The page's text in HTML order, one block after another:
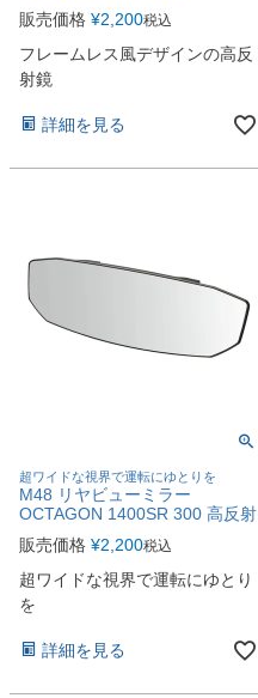
販売価格 ¥2,200税込
フレームレス風デザインの高反
射鏡
詳細を見る
超ワイドな視界で運転にゆとりを
M48 リヤビューミラー
OCTAGON 1400SR 300 高反射
販売価格 ¥2,200税込
超ワイドな視界で運転にゆとり
を
詳細を見る